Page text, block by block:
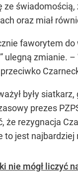
ze świadomością,
oraz miał
faworytem do
ulegną zmianie.
były
prezes
że rezygnacja
to jest najbardziej
nie mógł liczyć